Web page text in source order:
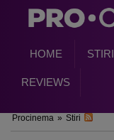
HOME STIRI
REVIEWS
Procinema » Stiri